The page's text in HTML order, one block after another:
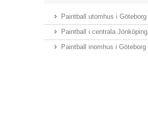
Paintball utomhus i Göteborg
Paintball i centrala Jönköping
Paintball inomhus i Göteborg